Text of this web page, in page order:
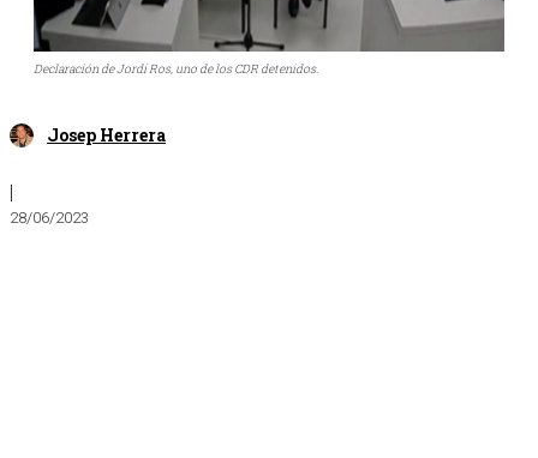
Declaración de Jordi Ros, uno de los CDR detenidos.
Josep Herrera
|
28/06/2023